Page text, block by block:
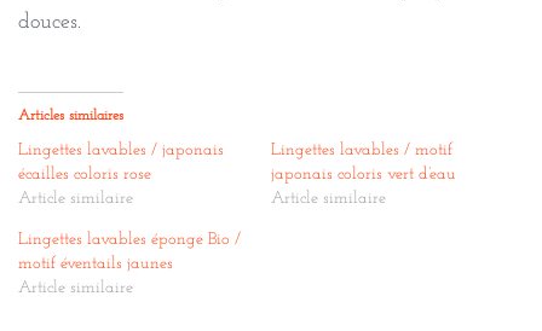
douces.
Articles similaires
Lingettes lavables / japonais
écailles coloris rose
Article similaire
Lingettes lavables / motif
japonais coloris vert d’eau
Article similaire
Lingettes lavables éponge Bio /
motif éventails jaunes
Article similaire